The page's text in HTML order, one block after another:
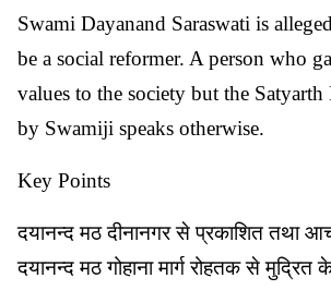
Swami Dayanand Saraswati is
be a social reformer. A person who
values to the society but the Satyarth
by Swamiji speaks otherwise.
Key Points
दयानन्द मठ दीनानगर से प्रकाशित तथा
दयानन्द मठ गोहाना मार्ग रोहतक से